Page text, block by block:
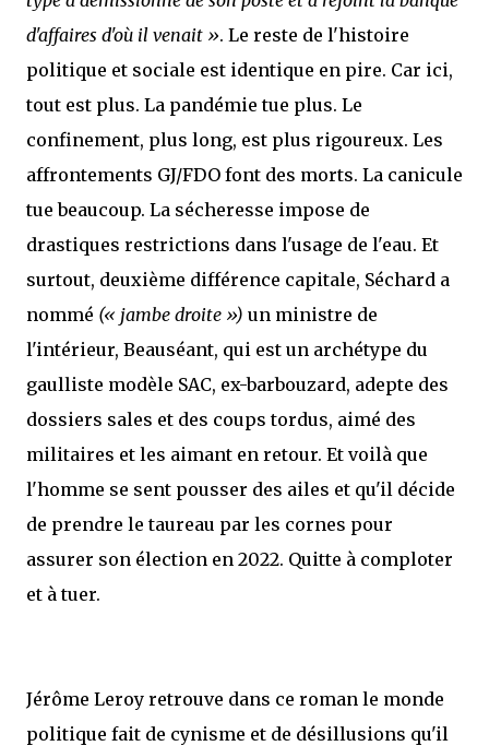
d'affaires d'où il venait ». Le reste de l'histoire
politique et sociale est identique en pire. Car ici,
tout est plus. La pandémie tue plus. Le
confinement, plus long, est plus rigoureux. Les
affrontements GJ/FDO font des morts. La canicule
tue beaucoup. La sécheresse impose de
drastiques restrictions dans l'usage de l'eau. Et
surtout, deuxième différence capitale, Séchard a
nommé (« jambe droite ») un ministre de
l'intérieur, Beauséant, qui est un archétype du
gaulliste modèle SAC, ex-barbouzard, adepte des
dossiers sales et des coups tordus, aimé des
militaires et les aimant en retour. Et voilà que
l'homme se sent pousser des ailes et qu'il décide
de prendre le taureau par les cornes pour
assurer son élection en 2022. Quitte à comploter
et à tuer.
Jérôme Leroy retrouve dans ce roman le monde
politique fait de cynisme et de désillusions qu'il